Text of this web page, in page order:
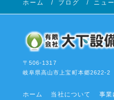
ホーム ブログ ニュ
〒506-1317
岐阜県高山市上宝町本郷2622-2
ホーム 当社について 事業